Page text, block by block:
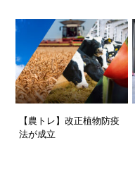
【農トレ】改正植物防疫
法が成立